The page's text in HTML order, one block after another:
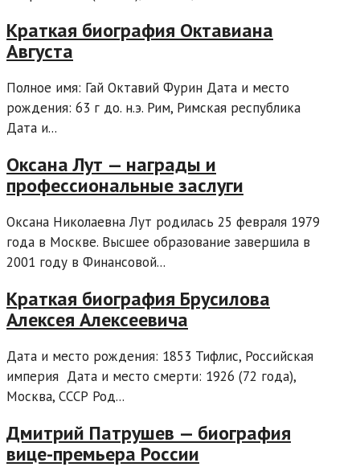
Краткая биография Октавиана
Августа
Полное имя: Гай Октавий Фурин Дата и место
рождения: 63 г до. н.э. Рим, Римская республика
Дата и...
Оксана Лут — награды и
профессиональные заслуги
Оксана Николаевна Лут родилась 25 февраля 1979
года в Москве. Высшее образование завершила в
2001 году в Финансовой...
Краткая биография Брусилова
Алексея Алексеевича
Дата и место рождения: 1853 Тифлис, Российская
империя Дата и место смерти: 1926 (72 года),
Москва, СССР Род...
Дмитрий Патрушев — биография
вице-премьера России